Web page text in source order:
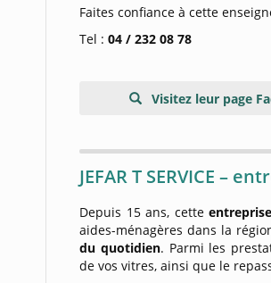
Faites confiance à cette
Tel :04 / 232 08 78
Visitez leur page
JEFAR T SERVICE –
Depuis 15 ans, cette
aides-ménagères dans la
du quotidien. Parmi les
de vos vitres, ainsi que le